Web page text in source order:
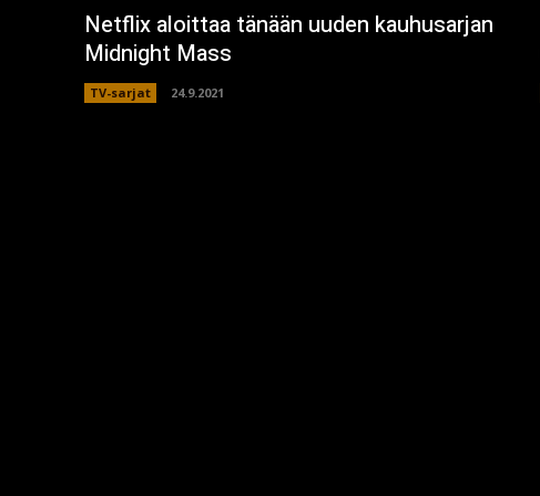
Netflix aloittaa tänään uuden kauhusarjan
Midnight Mass
TV-sarjat 24.9.2021